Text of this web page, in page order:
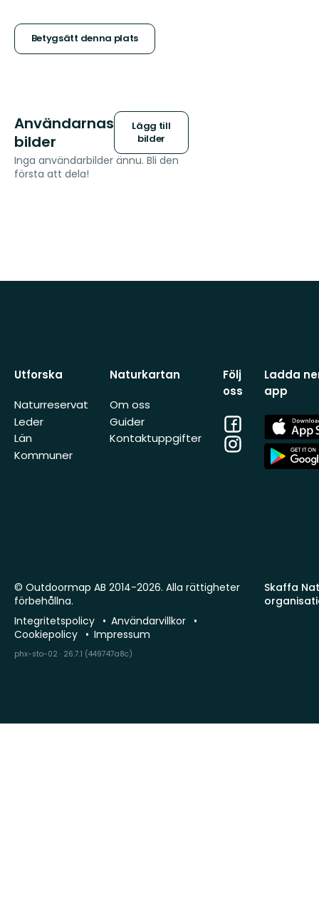
stjärnor
Betygsätt denna plats
Användarnas
bilder
Lägg till
bilder
Inga användarbilder ännu. Bli den
första att dela!
Utforska
Naturreservat
Leder
Län
Kommuner
Naturkartan
Om oss
Guider
Kontaktuppgifter
Följ
oss
Facebook
Instagram
Ladda
app
App
Store
App
Store
Skaffa
© Outdoormap AB 2014-2026. Alla rättigheter
förbehållna.
Integritetspolicy
Användarvillkor
Cookiepolicy
Impressum
phx-sto-02 · 26.7.1 (449747a8c)